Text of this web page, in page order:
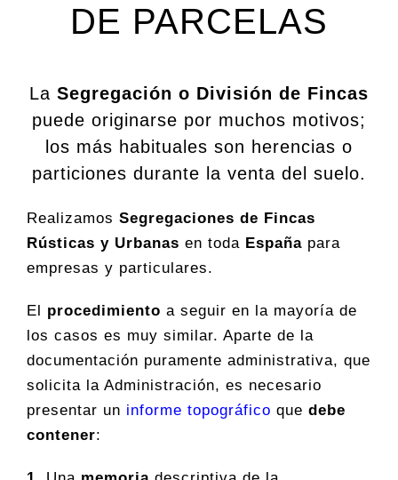
DE PARCELAS
La Segregación o División de Fincas
puede originarse por muchos motivos;
los más habituales son herencias o
particiones durante la venta del suelo.
Realizamos Segregaciones de Fincas
Rústicas y Urbanas en todaEspañapara
empresas y particulares.
El procedimiento a seguir en la mayoría de
los casos es muy similar. Aparte de la
documentación puramente administrativa, que
solicita la Administración, es necesario
presentar un informe topográfico que debe
contener: